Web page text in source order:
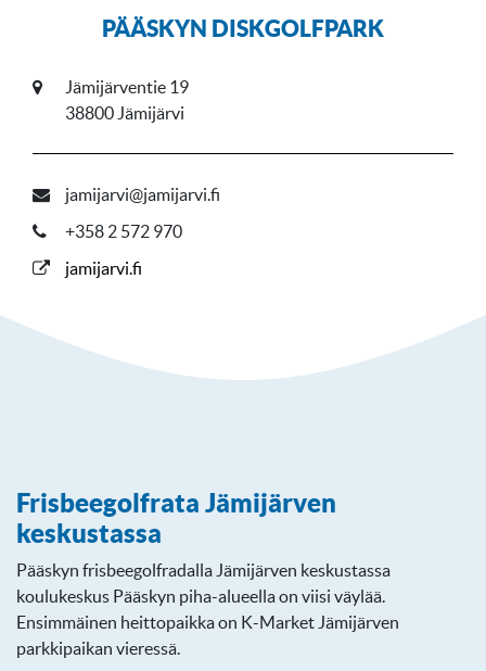
PÄÄSKYN DISKGOLFPARK
Jämijärventie 19
38800 Jämijärvi
jamijarvi@jamijarvi.fi
+358 2 572 970
jamijarvi.fi
Frisbeegolfrata Jämijärven
keskustassa
Pääskyn frisbeegolfradalla Jämijärven keskustassa
koulukeskus Pääskyn piha-alueella on viisi väylää.
Ensimmäinen heittopaikka on K-Market Jämijärven
parkkipaikan vieressä.